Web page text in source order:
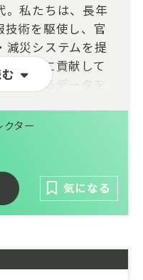
。私たちは、長年
技術を駆使し、官
減災システムを提
くりに貢献して
化するデータを
迅速な対応が求
革新のスピード
装へと繋げるこ
ちと共に、これら
組み、最先端の技
えるシステムエン
キルと情熱で、未
造しませんか？
ター
気になる